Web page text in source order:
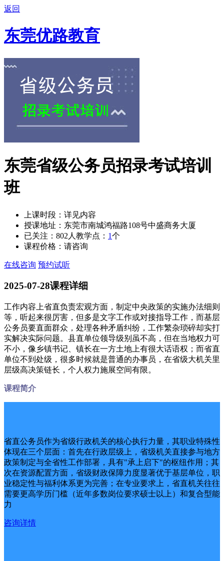
返回
东莞优路教育
东莞省级公务员招录考试培训
班
上课时段： 详见内容
授课地址： 东莞市南城鸿福路108号中盛商务大厦
已关注： 802 人 教学点： 1个
课程价格： 请咨询
在线咨询 预约试听
2025-07-28课程详细
工作内容上省直负责宏观方面，制定中央政策的实施办法细则
等，听起来很厉害，但多是文字工作或对接指导工作，而基层
公务员要直面群众，处理各种矛盾纠纷，工作繁杂琐碎却实打
实解决实际问题。县直单位领导级别虽不高，但在当地权力可
不小，像乡镇书记、镇长在一方土地上有很大话语权；而省直
单位不到处级，很多时候就是普通的办事员，在省级大机关里
层级高决策链长，个人权力施展空间有限。
课程简介
省直公务员作为省级行政机关的核心执行力量，其职业特殊性
体现在三个层面：首先在行政层级上，省级机关直接参与地方
政策制定与全省性工作部署，具有"承上启下"的枢纽作用；其
次在资源配置方面，省级财政保障力度显著优于基层单位，职
业稳定性与福利体系更为完善；在专业要求上，省直机关往往
需要更高学历门槛（近年多数岗位要求硕士以上）和复合型能
力
咨询详情